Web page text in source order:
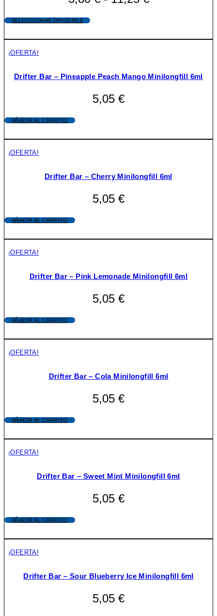
desde
11,25 €
SELECCIONAR OPCIONES
tiene
opciones
se
elegir
¡OFERTA!
Drifter Bar – Pineapple Peach Mango Minilongfill 6ml
5,05 €
AÑADIR AL CARRITO
¡OFERTA!
Drifter Bar – Cherry Minilongfill 6ml
5,05 €
AÑADIR AL CARRITO
¡OFERTA!
Drifter Bar – Pink Lemonade Minilongfill 6ml
5,05 €
AÑADIR AL CARRITO
¡OFERTA!
Drifter Bar – Cola Minilongfill 6ml
5,05 €
AÑADIR AL CARRITO
¡OFERTA!
Drifter Bar – Sweet Mint Minilongfill 6ml
5,05 €
AÑADIR AL CARRITO
¡OFERTA!
Drifter Bar – Sour Blueberry Ice Minilongfill 6ml
5,05 €